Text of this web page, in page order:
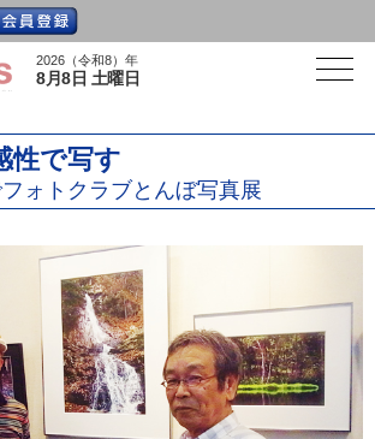
2026（令和8）年
8月8日 土曜日
性で写す
ォトクラブとんぼ写真展